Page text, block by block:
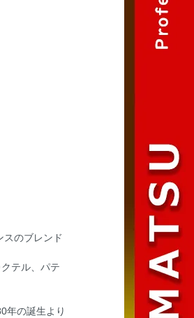
スのブレンド
テル、パテ
年の誕生より